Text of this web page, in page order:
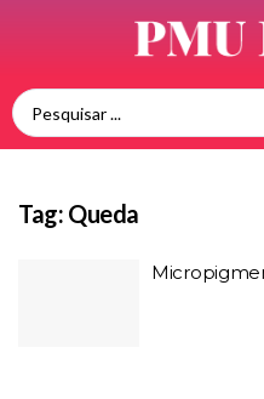
Tag: Queda